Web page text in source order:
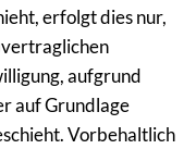
erfolgt dies nur,
aufgrund
auf Grundlage
Vorbehaltlich